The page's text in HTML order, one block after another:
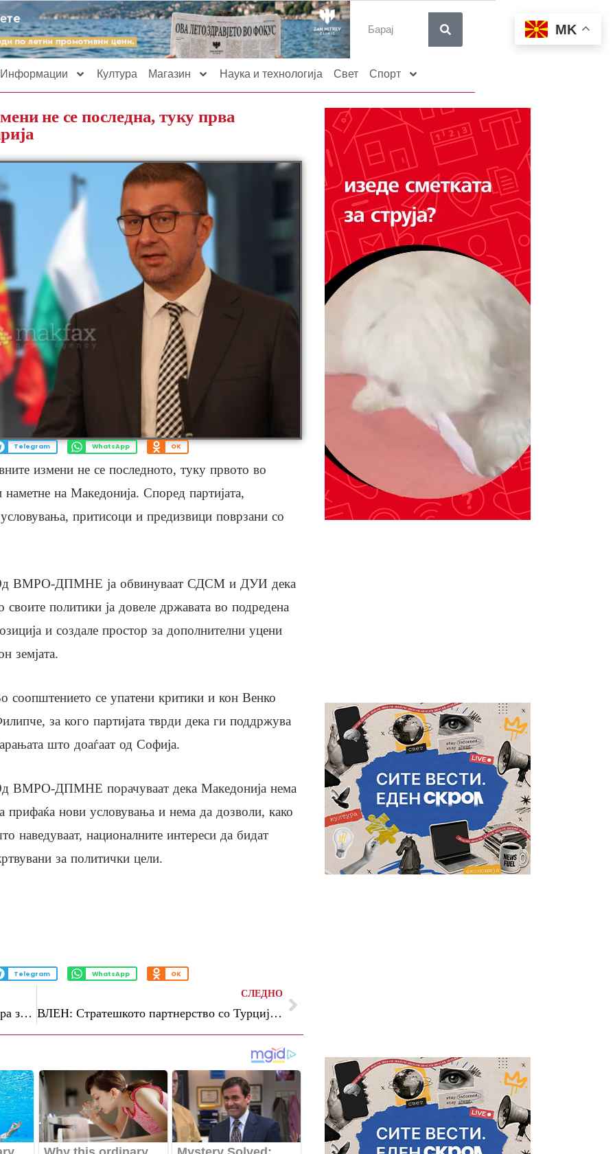
Информации Култура Магазин Наука и технологија Свет Спорт
не се последна, туку прва
Telegram WhatsApp OK
измени не се последното, туку првото во
на Македонија. Според партијата,
притисоци и предизвици поврзани со
ВМРО-ДПМНЕ ја обвинуваат СДСМ и ДУИ дека
своите политики ја довеле државата во подредена
и создале простор за дополнителни уцени
земјата.
соопштението се упатени критики и кон Венко
за кого партијата тврди дека ги поддржува
што доаѓаат од Софија.
ВМРО-ДПМНЕ порачуваат дека Македонија нема
прифаќа нови условувања и нема да дозволи, како
наведуваат, националните интереси да бидат
за политички цели.
Telegram WhatsApp OK
ВМРО-ДПМНЕ: Речиси 40 милиони евра за вработување на над 10.000 лица во 2026 година
СЛЕДНО
ВЛЕН: Стратешкото партнерство со Турција се претвора во конкретни инвестиции и економски развој
MK